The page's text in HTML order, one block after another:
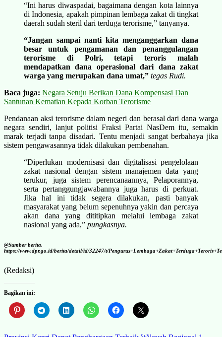
“Ini harus diwaspadai, bagaimana dengan kota lainnya
di Indonesia, apakah pimpinan lembaga zakat di tingkat
daerah sudah steril dari terduga terorisme,” tanyanya.
“Jangan sampai nanti kita menganggarkan dana
besar untuk pengamanan dan penanggulangan
terorisme di Polri, tetapi teroris malah
mendapatkan dana operasional dari dana zakat
warga yang merupakan dana umat,” tegas Rudi.
Baca juga: Negara Setuju Berikan Dana Kompensasi Dan
Santunan Kematian Kepada Korban Terorisme
Pendanaan aksi terorisme dalam negeri dan berasal dari dana warga
negara sendiri, lanjut politisi Fraksi Partai NasDem itu, semakin
marak terjadi tanpa disadari. Tentu menjadi sangat berbahaya jika
sistem pengawasannya tidak dilakukan pembenahan.
“Diperlukan modernisasi dan digitalisasi pengelolaan
zakat nasional dengan sistem manajemen data yang
terukur, juga sistem perencanaannya, Pelaporannya,
serta pertanggungjawabannya juga harus di perkuat.
Jika hal ini tidak segera dilakukan, pasti banyak
masyarakat yang belum sepenuhnya yakin dan percaya
akan dana yang dititipkan melalui lembaga zakat
nasional yang ada,” pungkasnya.
@Sumber berita,
https://www.dpr.go.id/berita/detail/id/32247/t/
(Redaksi)
Bagikan ini: